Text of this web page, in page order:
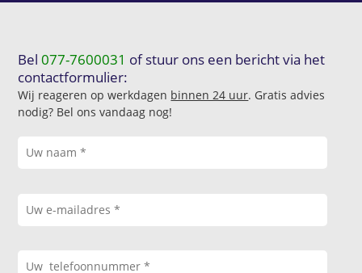
Bel077-7600031 of stuur ons een bericht via het
contactformulier:
Wij reageren op werkdagen binnen 24 uur. Gratis advies
nodig? Bel ons vandaag nog!